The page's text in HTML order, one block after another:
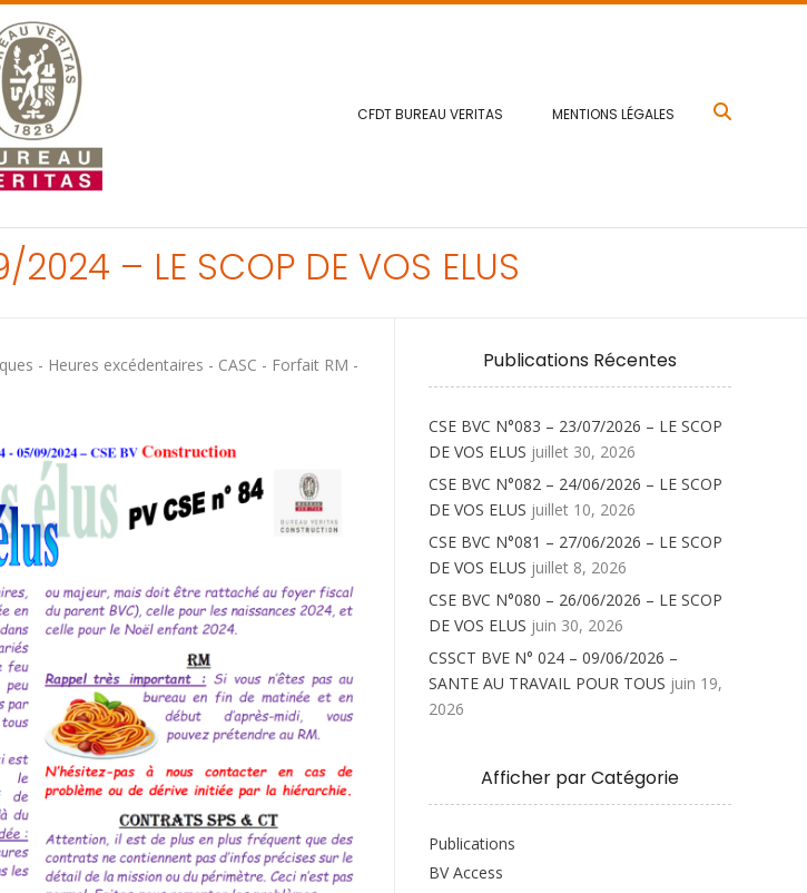
CFDT BUREAU VERITAS MENTIONS LÉGALES
– LE SCOP DE VOS ELUS
- Heures excédentaires - CASC - Forfait RM -
Publications Récentes
CSE BVC N°083 – 23/07/2026 – LE SCOP
DE VOS ELUS juillet 30, 2026
CSE BVC N°082 – 24/06/2026 – LE SCOP
DE VOS ELUS juillet 10, 2026
CSE BVC N°081 – 27/06/2026 – LE SCOP
DE VOS ELUS juillet 8, 2026
CSE BVC N°080 – 26/06/2026 – LE SCOP
DE VOS ELUS juin 30, 2026
CSSCT BVE N° 024 – 09/06/2026 –
SANTE AU TRAVAIL POUR TOUS juin 19,
2026
Afficher par Catégorie
Publications
BV Access